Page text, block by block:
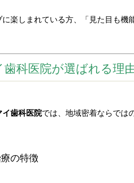
楽しまれている方、「見た目も
科医院が選ばれる理
イ歯科医院では、地域密着ならでは
の特徴